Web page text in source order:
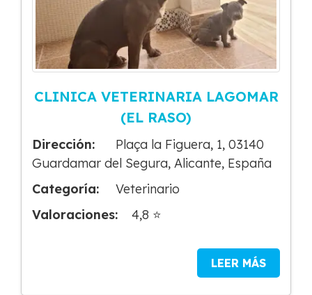
CLINICA VETERINARIA LAGOMAR
(EL RASO)
Dirección:
Plaça la Figuera, 1, 03140
Guardamar del Segura, Alicante, España
Categoría:
Veterinario
Valoraciones:
4,8 ⭐
LEER MÁS